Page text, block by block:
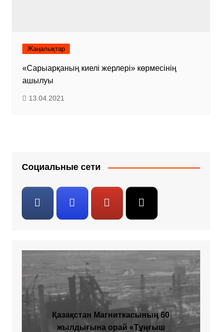
Жаңалықтар
«Сарыарқаның киелі жерлері» көрмесінің
ашылуы
13.04.2021
Социальные сети
Қазақстан Магниткасының 60
жылдығына орай «Тұңғыш